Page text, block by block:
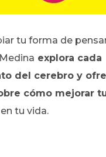
tu forma de
explora cada
del cerebro y
cómo mejorar
tu vida.